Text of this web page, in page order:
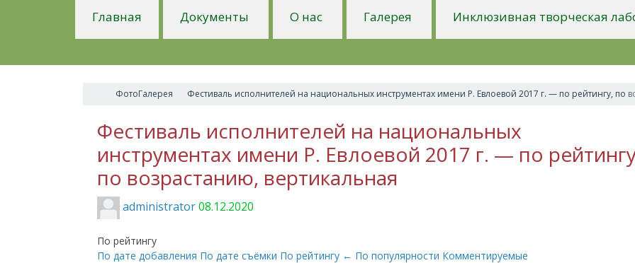
Главная Документы О нас Галерея Инклюзивная творческая
ФотоГалерея Фестиваль исполнителей на национальных инструментах имени Р. Евлоевой 2017 г. — по рейтингу, по
Фестиваль исполнителей на национальных
инструментах имени Р. Евлоевой 2017 г. — по
по возрастанию, вертикальная
administrator08.12.2020
По рейтингу
По дате добавления По дате съёмки По рейтингу ← По популярности Комментируемые